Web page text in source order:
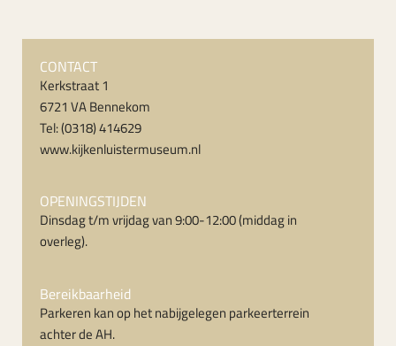
CONTACT
Kerkstraat 1
6721 VA Bennekom
Tel: (0318) 414629
www.kijkenluistermuseum.nl
OPENINGSTIJDEN
Dinsdag t/m vrijdag van 9:00-12:00 (middag in
overleg).
Bereikbaarheid
Parkeren kan op het nabijgelegen parkeerterrein
achter de AH.